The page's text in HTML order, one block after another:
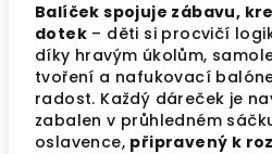
Balíček spojuje zábavu,
dotek – děti si procvičí
díky hravým úkolům,
tvoření a nafukovací
radost. Každý dáreček je
zabalen v průhledném
oslavence, připravený k